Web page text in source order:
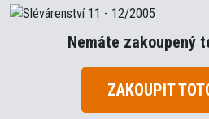
Nemáte zakoupený
ZAKOUPIT